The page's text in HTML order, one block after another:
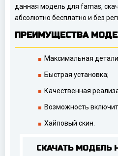
данная модель для famas,
абсолютно бесплатно и без
ПРЕИМУЩЕСТВА
Максимальная
Быстрая установка;
Качественная
Возможность
Хайповый скин.
СКАЧАТЬ МОДЕЛЬ